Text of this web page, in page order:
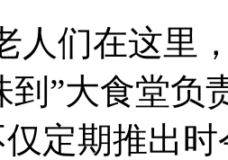
们在这里，
到”大食堂
定期推出